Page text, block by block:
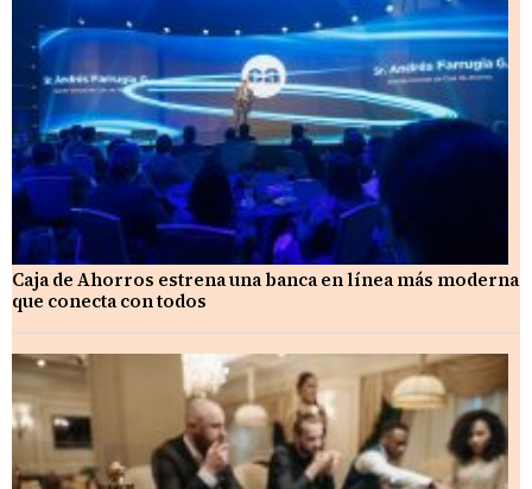
Caja de Ahorros estrena una banca en línea más moderna
que conecta con todos